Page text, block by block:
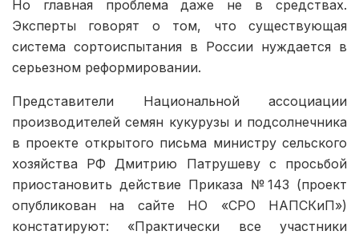
Но главная проблема даже не в средствах.
Эксперты говорят о том, что существующая
система сортоиспытания в России нуждается в
серьезном реформировании.
Представители Национальной ассоциации
производителей семян кукурузы и подсолнечника
в проекте открытого письма министру сельского
хозяйства РФ Дмитрию Патрушеву с просьбой
приостановить действие Приказа №143 (проект
опубликован на сайте НО «СРО НАПСКиП»)
констатируют: «Практически все участники